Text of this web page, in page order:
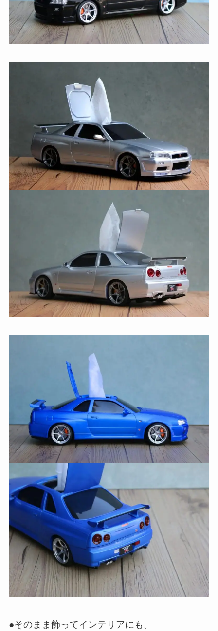
●そのまま飾ってインテリアにも。